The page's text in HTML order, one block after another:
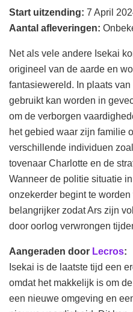
Start uitzending: 7 April
Aantal afleveringen:
Net als vele andere Isekai
origineel van de aarde en
fantasiewereld. In plaats
gebruikt kan worden in
om de verborgen
het gebied waar zijn familie
verschillende individuen
tovenaar Charlotte en de
Wanneer de politie situatie
onzekerder begint te
belangrijker zodat Ars zijn
door oorlog verwrongen
Aangeraden door Lecros:
Isekai is de laatste tijd een
omdat het makkelijk is om
een nieuwe omgeving en